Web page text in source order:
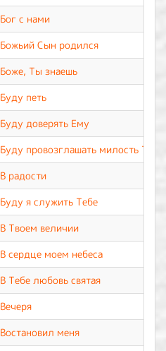
Бог с нами
Божьий Сын родился
Боже, Ты знаешь
Буду петь
Буду доверять Ему
Буду провозглашать милость Твою
В радости
Буду я служить Тебе
В Твоем величии
В сердце моем небеса
В Тебе любовь святая
Вечеря
Востановил меня